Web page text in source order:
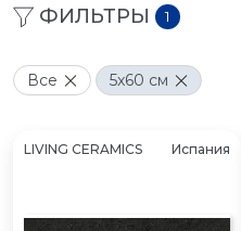
ФИЛЬТРЫ 1
Все 5x60 см
LIVING CERAMICS Испания